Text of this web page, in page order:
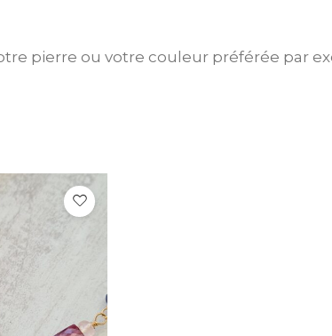
pierre ou votre couleur préférée par